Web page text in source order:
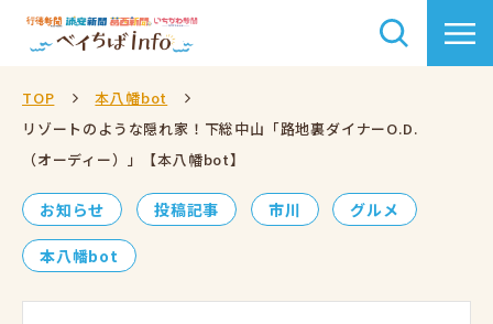
TOP
本八幡bot
リゾートのような隠れ家！下総中山「路地裏ダイナーO.D.
（オーディー）」【本八幡bot】
お知らせ 投稿記事 市川 グルメ
本八幡bot